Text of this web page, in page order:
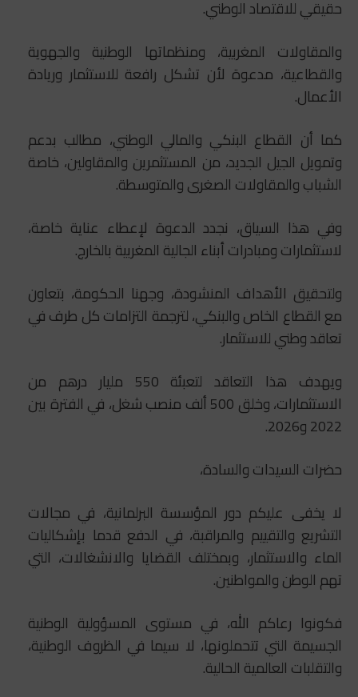
حقيقي للاقتصاد الوطني.
والمقاولات المغربية، ومنظماتها الوطنية والجهوية
والقطاعية، مدعوة لأن تشكل رافعة للاستثمار وريادة
الأعمال.
كما أن القطاع البنكي والمالي الوطني، مطالب بدعم
وتمويل الجيل الجديد، من المستثمرين والمقاولين، خاصة
الشباب والمقاولات الصغرى والمتوسطة.
وفي هذا السياق، نجدد الدعوة لإعطاء عناية خاصة،
لاستثمارات ومبادرات أبناء الجالية المغربية بالخارج.
ولتحقيق الأهداف المنشودة، وجهنا الحكومة، بتعاون
مع القطاع الخاص والبنكي، لترجمة التزامات كل طرف في
تعاقد وطني للاستثمار.
ويهدف هذا التعاقد لتعبئة 550 مليار درهم من
الاستثمارات، وخلق 500 ألف منصب شغل، في الفترة بين
2022 و2026.
حضرات السيدات والسادة،
لا يخفى عليكم دور المؤسسة البرلمانية، في مجالات
التشريع والتقييم والمراقبة، في الدفع قدما بإشكاليات
الماء والاستثمار، وبمختلف القضايا والانشغالات، التي
تهم الوطن والمواطنين.
فكونوا رعاكم الله، في مستوى المسؤولية الوطنية
الجسيمة التي تتحملونها، لا سيما في الظروف الوطنية،
والتقلبات العالمية الحالية.